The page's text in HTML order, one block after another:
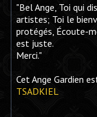
"Bel Ange, Toi qui
artistes; Toi le
protégés, Écoute-
est juste.
Merci."
Cet Ange Gardien
TSADKIEL